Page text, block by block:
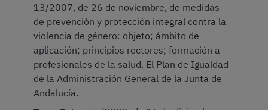
13/2007, de 26 de noviembre, de medidas
de prevención y protección integral contra la
violencia de género: objeto; ámbito de
aplicación; principios rectores; formación a
profesionales de la salud. El Plan de Igualdad
de la Administración General de la Junta de
Andalucía.